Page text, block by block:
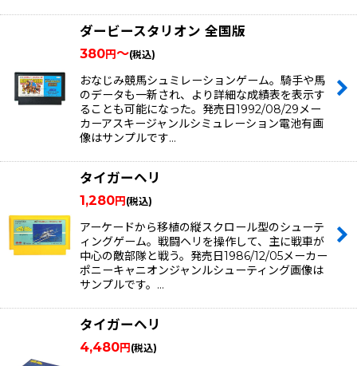
ダービースタリオン 全国版
380円～(税込)
おなじみ競馬シュミレーションゲーム。騎手や馬
のデータも一新され、より詳細な成績表を表示す
ることも可能になった。発売日1992/08/29メー
カーアスキージャンルシミュレーション電池有画
像はサンプルです…
タイガーヘリ
1,280円 (税込)
アーケードから移植の縦スクロール型のシューテ
ィングゲーム。戦闘ヘリを操作して、主に戦車が
中心の敵部隊と戦う。発売日1986/12/05メーカー
ポニーキャニオンジャンルシューティング画像は
サンプルです。…
タイガーヘリ
4,480円 (税込)